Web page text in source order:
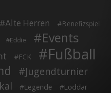
Alte Herren Benefizspiel
Eddie Events
FCK Fußball
Jugendturnier
Legende Loddar